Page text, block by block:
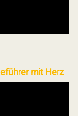
mit Herz